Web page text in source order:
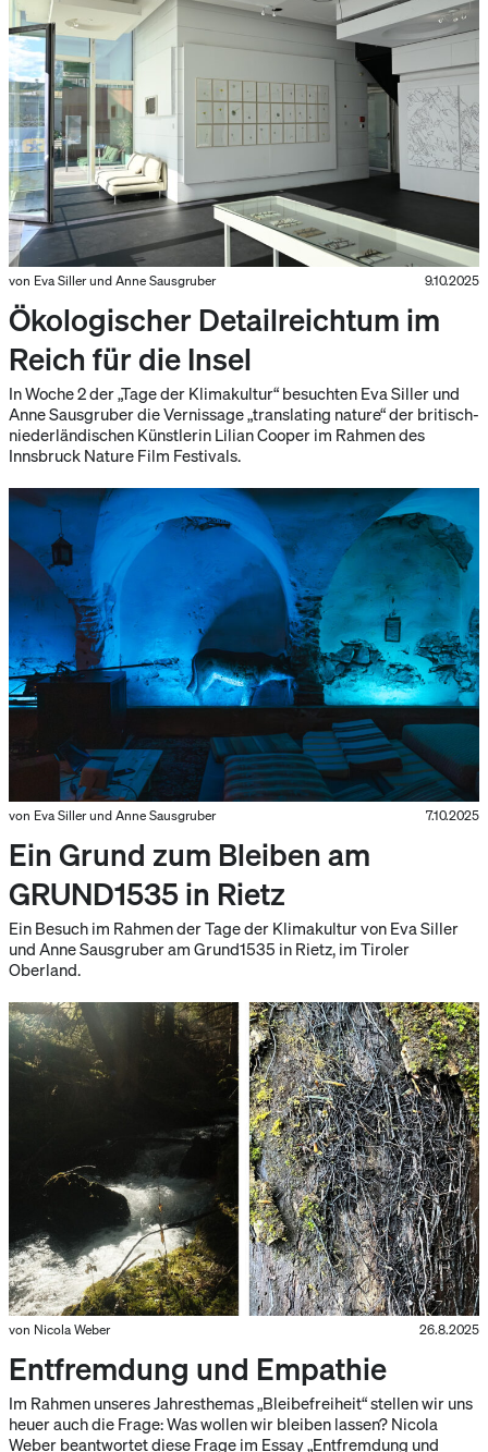
von Eva Siller und Anne Sausgruber 9.10.2025
Ökologischer Detailreichtum im
Reich für die Insel
In Woche 2 der „Tage der Klimakultur“ besuchten Eva Siller und
Anne Sausgruber die Vernissage „translating nature“ der britisch-
niederländischen Künstlerin Lilian Cooper im Rahmen des
Innsbruck Nature Film Festivals.
von Eva Siller und Anne Sausgruber 7.10.2025
Ein Grund zum Bleiben am
GRUND1535 in Rietz
Ein Besuch im Rahmen der Tage der Klimakultur von Eva Siller
und Anne Sausgruber am Grund1535 in Rietz, im Tiroler
Oberland.
von Nicola Weber 26.8.2025
Entfremdung und Empathie
Im Rahmen unseres Jahresthemas „Bleibefreiheit“ stellen wir uns
heuer auch die Frage: Was wollen wir bleiben lassen? Nicola
Weber beantwortet diese Frage im Essay „Entfremdung und